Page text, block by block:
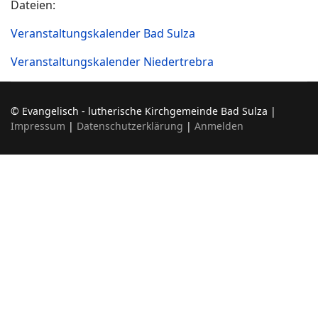
Dateien:
Veranstaltungskalender Bad Sulza
Veranstaltungskalender Niedertrebra
© Evangelisch - lutherische Kirchgemeinde Bad Sulza |
Impressum | Datenschutzerklärung | Anmelden